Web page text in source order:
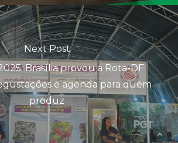
Next Post
Brasília provou a Rota-DF
e agenda para quem
produz